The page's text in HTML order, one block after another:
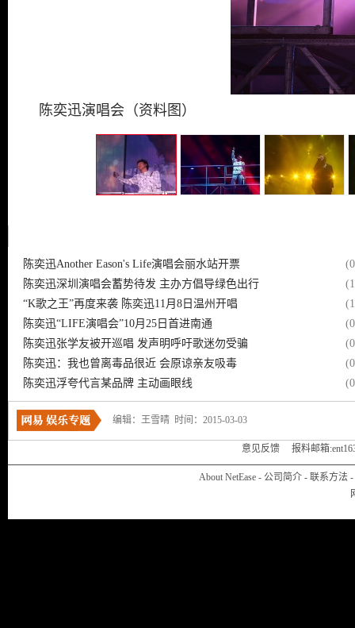
陈奕迅演唱会（资料图）
陈奕迅Another Eason's Life演唱会丽水站开票
陈奕迅深圳演唱会蓄势待发 主办方倡导绿色出行
“K歌之王”再度来袭 陈奕迅11月8日温州开唱
陈奕迅“LIFE演唱会”10月25日首进南通
陈奕迅张学友被开巡唱 发声明呼吁歌迷勿受骗
陈奕迅：我也曾离毒品很近 会原谅亲友吸毒
陈奕迅浮夸代言某品牌 主动画眼线
编辑：王雪晴 时间：2015-03-03
意见反馈 报料邮箱
About NetEase - 公司简介 - 联系方法 -